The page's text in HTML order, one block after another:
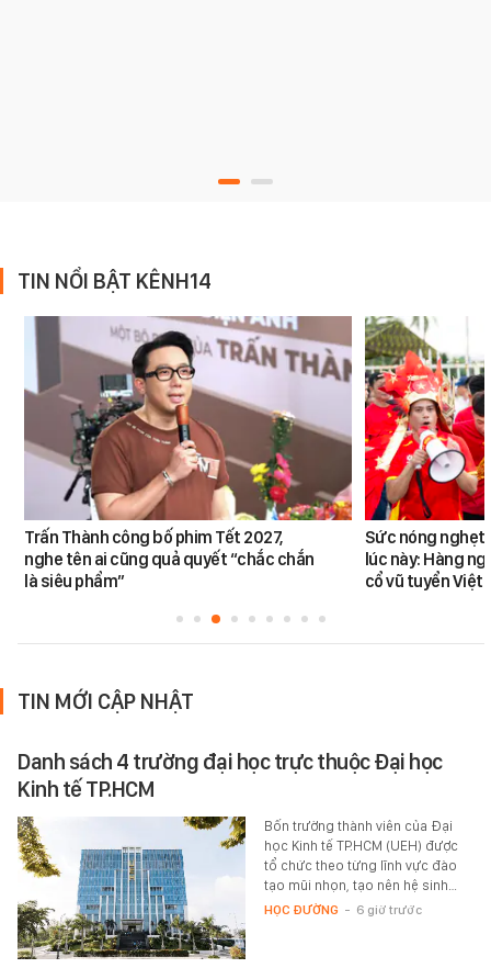
TIN NỔI BẬT KÊNH14
Trấn Thành công bố phim Tết 2027,
nghe tên ai cũng quả quyết “chắc chắn
là siêu phẩm”
Sức nóng nghẹt
lúc này: Hàng
cổ vũ tuyển
TIN MỚI CẬP NHẬT
Danh sách 4 trường đại học trực thuộc Đại học
Kinh tế TP.HCM
Bốn trường thành viên của Đại
học Kinh tế TP.HCM (UEH) được
tổ chức theo từng lĩnh vực đào
tạo mũi nhọn, tạo nên hệ sinh…
HỌC ĐƯỜNG - 6 giờ trước